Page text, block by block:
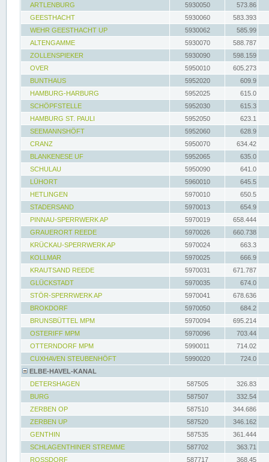
ARTLENBURG
5930050
573.86
GEESTHACHT
5930060
583.393
WEHR GEESTHACHT UP
5930062
585.99
ALTENGAMME
5930070
588.787
ZOLLENSPIEKER
5930090
598.159
OVER
5950010
605.273
BUNTHAUS
5952020
609.9
HAMBURG-HARBURG
5952025
615.0
SCHÖPFSTELLE
5952030
615.3
HAMBURG ST. PAULI
5952050
623.1
SEEMANNSHÖFT
5952060
628.9
CRANZ
5950070
634.42
BLANKENESE UF
5952065
635.0
SCHULAU
5950090
641.0
LÜHORT
5960010
645.5
HETLINGEN
5970010
650.5
STADERSAND
5970013
654.9
PINNAU-SPERRWERK AP
5970019
658.444
GRAUERORT REEDE
5970026
660.738
KRÜCKAU-SPERRWERK AP
5970024
663.3
KOLLMAR
5970025
666.9
KRAUTSAND REEDE
5970031
671.787
GLÜCKSTADT
5970035
674.0
STÖR-SPERRWERK AP
5970041
678.636
BROKDORF
5970050
684.2
BRUNSBÜTTEL MPM
5970094
695.214
OSTERIFF MPM
5970096
703.44
OTTERNDORF MPM
5990011
714.02
CUXHAVEN STEUBENHÖFT
5990020
724.0
ELBE-HAVEL-KANAL
DETERSHAGEN
587505
326.83
BURG
587507
332.54
ZERBEN OP
587510
344.686
ZERBEN UP
587520
346.162
GENTHIN
587535
361.444
SCHLAGENTHINER STREMME
587702
363.71
ROSSDORF
587717 368.45